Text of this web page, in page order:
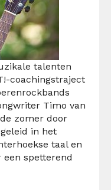
talenten
coachingstraject
Timo van
zomer door
in het
taalen
een spetterend